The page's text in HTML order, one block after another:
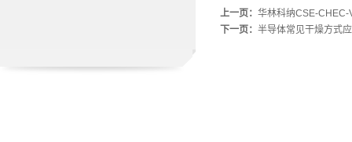
上一页： 华林科纳CSE-CHEC-
下一页： 半导体常见干燥方式